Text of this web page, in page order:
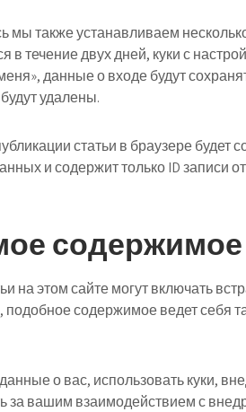
мы также устанавливаем
в течение двух дней, куки с
данные о входе будут
удалены.
статьи в браузере будет
и содержит только ID записи
содержимое
на этом сайте могут включать
подобное содержимое ведет себя
о вас, использовать куки,
за вашим взаимодействием с